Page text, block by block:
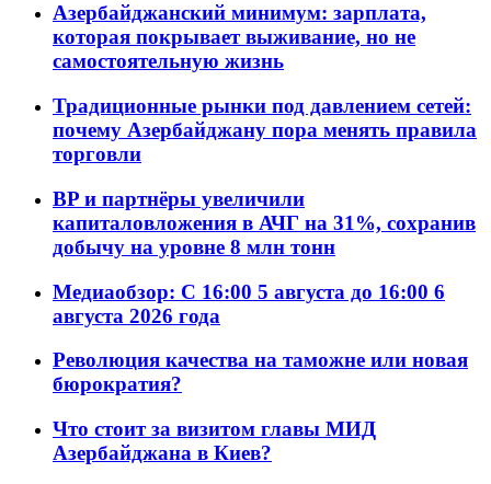
Азербайджанский минимум: зарплата,
которая покрывает выживание, но не
самостоятельную жизнь
Традиционные рынки под давлением сетей:
почему Азербайджану пора менять правила
торговли
BP и партнёры увеличили
капиталовложения в АЧГ на 31%, сохранив
добычу на уровне 8 млн тонн
Медиаобзор: С 16:00 5 августа до 16:00 6
августа 2026 года
Революция качества на таможне или новая
бюрократия?
Что стоит за визитом главы МИД
Азербайджана в Киев?